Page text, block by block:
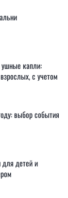
ушные капли:
с учетом
выбор события
детей и